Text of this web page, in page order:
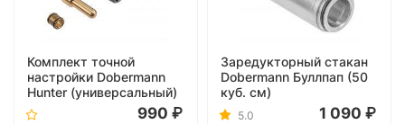
Комплект точной
настройки Dobermann
Hunter (универсальный)
990
Заредукторный стакан
Dobermann Буллпап (50
куб. см)
5.0 1 090